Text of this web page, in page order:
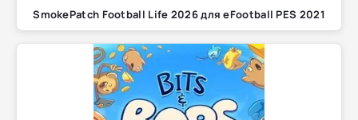
SmokePatch Football Life 2026 для eFootball PES 2021